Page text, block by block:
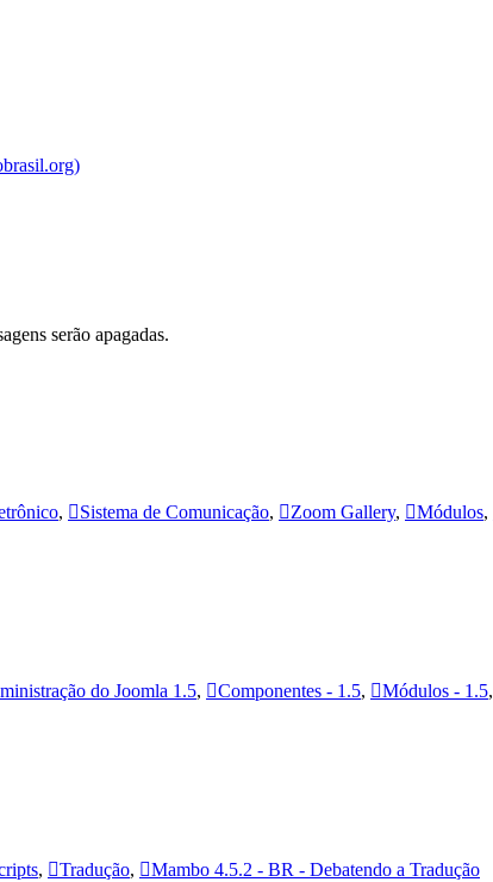
serão apagadas.
, Sistema de Comunicação, Zoom Gallery, Módulos,
do Joomla 1.5, Componentes - 1.5, Módulos - 1.5,
, Tradução,
Mambo 4.5.2 - BR - Debatendo a Tradução